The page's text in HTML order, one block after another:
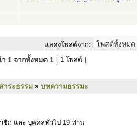
แสดงโพสต์จาก:
1 จากทั้งหมด 1 [ 1 โพสต์ ]
าระธรรม » บทความธรรมะ
ชิก และ บุคคลทั่วไป 19 ท่าน